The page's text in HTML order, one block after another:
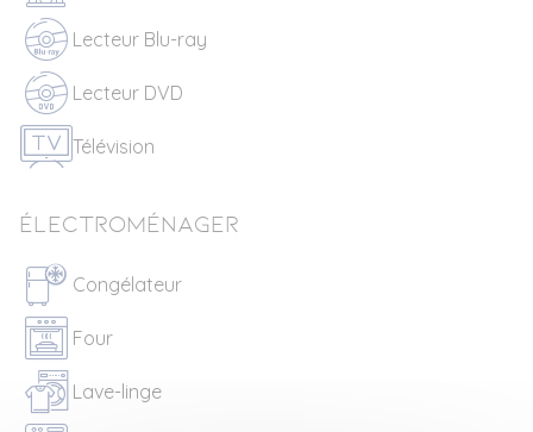
Lecteur Blu-ray
Lecteur DVD
Télévision
Électroménager
Congélateur
Four
Lave-linge